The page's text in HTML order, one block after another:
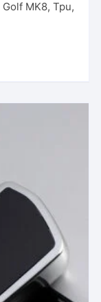
MK8, Tpu,